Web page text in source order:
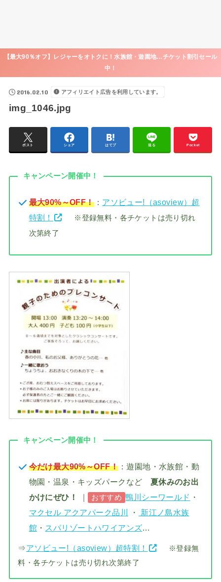
【最大90％オフ】レジャーをオトクに！水族館・遊園地…チケット割引セール
中！
2016.02.10 アフィリエイト広告を利用しています。
img_1046.jpg
ポスト シェア はてブ 送る Pocket
キャンペーン開催中！
最大90%～OFF！： アソビュー!（asoview）超
特割！
※登録無料・各チケットは売り切れ
次第終了
キャンペーン開催中！
今だけ最大90%～OFF！：遊園地・水族館・動
物園・温泉・キッズパークなど 夏休みのお出
かけにぜひ！
｜ おすすめ 鴨川シーワールド ・
マクセル アクアパーク品川
・
新江ノ島水族
館 ・ スパリゾートハワイアンズ
⇒アソビュー!（asoview）超特割！
※登録無
料・各チケットは売り切れ次第終了